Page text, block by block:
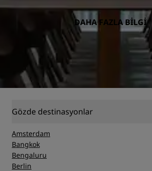
DAHA FAZLA BILGI
Gözde destinasyonlar
Amsterdam
Bangkok
Bengaluru
Berlin